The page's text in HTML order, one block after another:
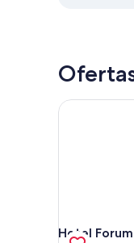
Hotel
Hotel
Hotel Forum